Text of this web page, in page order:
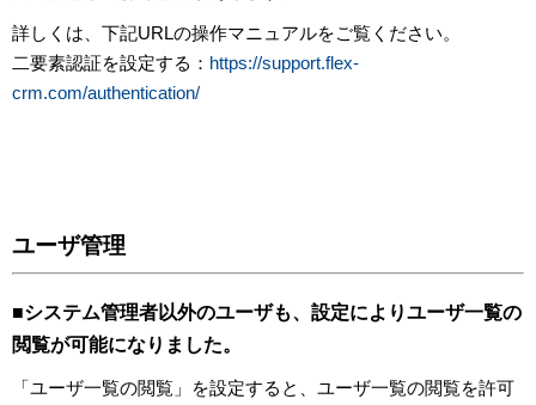
詳しくは、下記URLの操作マニュアルをご覧ください。
二要素認証を設定する： https://support.flex-
crm.com/authentication/
ユーザ管理
■システム管理者以外のユーザも、設定によりユーザ一覧の
閲覧が可能になりました。
「ユーザ一覧の閲覧」を設定すると、ユーザ一覧の閲覧を許可